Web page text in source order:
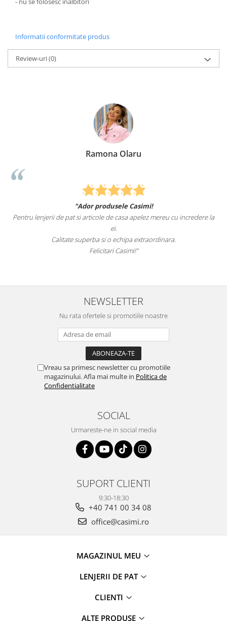
Informatii conformitate produs
Review-uri(0)
Ramona Olaru
"Ador produsele Casimi!
Pentru lenjerii de pat si articole de casa apelez mereu cu incredere la
ei.
Calitate superba si o echipa extraordinara.
Felicitari Casimi!"
NEWSLETTER
Nu rata ofertele si promotiile noastre
Vreau sa primesc newsletter cu promotiile
magazinului. Afla mai multe in Politica de
Confidentialitate
SOCIAL
Urmareste-ne in social media
SUPORT CLIENTI
9:30-18:30
+40 741 00 34 08
office@casimi.ro
MAGAZINUL MEU
LENJERII DE PAT
CLIENTI
ALTE PRODUSE